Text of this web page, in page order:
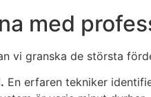
med
vi granska de största
En erfaren tekniker